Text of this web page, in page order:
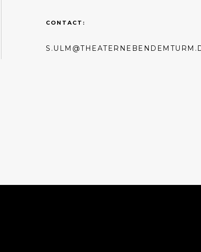
CONTACT: